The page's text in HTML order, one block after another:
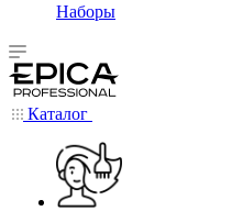
Наборы
Каталог